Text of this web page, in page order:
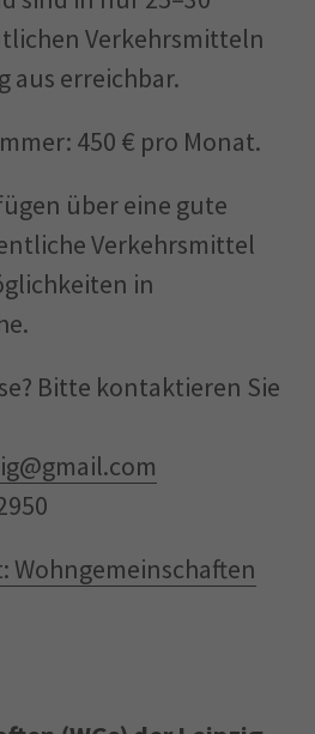
Verkehrsmitteln
aus erreichbar.
450 € pro Monat.
über eine gute
Verkehrsmittel
in
Bitte kontaktieren Sie